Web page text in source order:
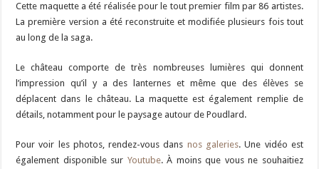
Cette maquette a été réalisée pour le tout premier film par 86 artistes.
La première version a été reconstruite et modifiée plusieurs fois tout
au long de la saga.
Le château comporte de très nombreuses lumières qui donnent
l’impression qu’il y a des lanternes et même que des élèves se
déplacent dans le château. La maquette est également remplie de
détails, notamment pour le paysage autour de Poudlard.
Pour voir les photos, rendez-vous dans nos galeries. Une vidéo est
également disponible sur Youtube. À moins que vous ne souhaitiez